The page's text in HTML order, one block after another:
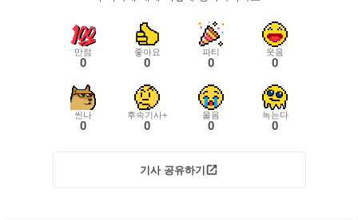
만점
0
좋아요
0
파티
0
웃음
0
씬나
0
후속기사+
0
울음
0
녹는다
0
기사 공유하기